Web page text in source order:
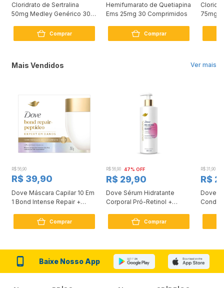
Cloridrato de Sertralina
50mg Medley Genérico 30
Comprar
Hemifumarato de Quetiapina
Ems 25mg 30 Comprimidos
Comprar
75mg
Ver mais
Mais Vendidos
R$ 56,90
R$ 39,90
Dove Máscara Capilar 10 Em
1 Bond Intense Repair +
Comprar
R$ 56,90 47% OFF
R$ 29,90
Dove Sérum Hidratante
Corporal Pró-Retinol +
Comprar
R$ 31,90
R$
Dove
Baixe Nosso App